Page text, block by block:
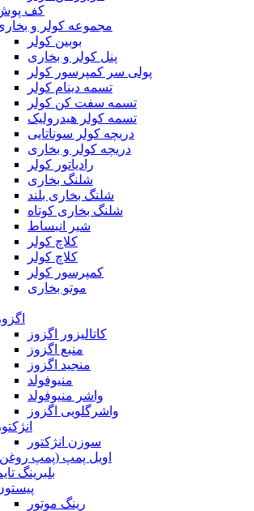
کف
مجموعه کولر و
بوبین کولر
پنل کولر و بخاری
پولی سر کمپرسور کولر
تسمه دینام کولر
تسمه سفت کن کولر
تسمه کولر هیدرولیک
دریچه کولر سوناتایی
دریچه کولر و بخاری
رادیاتور کولر
شلنگ بخاری
شلنگ بخاری بلند
شلنگ بخاری کوتاه
شیر انبساط
کلاچ کولر
کلاچ کولر
کمپرسور کولر
موتو بخاری
کاتالیزور اگزوز
منبع اگزوز
منجید اگزوز
منیوفولد
واشر منیوفولد
واشرگلویی اگزوز
انژکتور
سوزن انژکتور
اویل پمپ (پمپ
بلبرینگ
رینگ موتور